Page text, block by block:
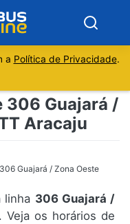
a Política de Privacidade.
306 Guajará /
Aracaju
306 Guajará / Zona Oeste
linha 306 Guajará /
Veja os horários de